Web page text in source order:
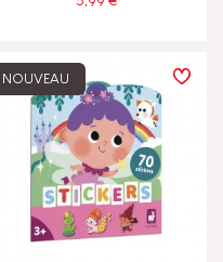
NOUVEAU